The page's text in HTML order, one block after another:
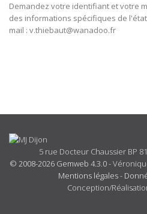
Demandez votre identifiant et votre
des informations spécifiques de
mail : v.thiebaut@wanadoo.fr
5 rue Docteur Chaussier BP
© 2008-2026 Gemweb 4.3.0-
Mentions légales-
Conception/